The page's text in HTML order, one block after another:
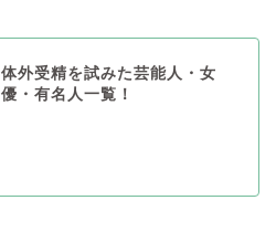
体外受精を試みた芸能人・女
優・有名人一覧！